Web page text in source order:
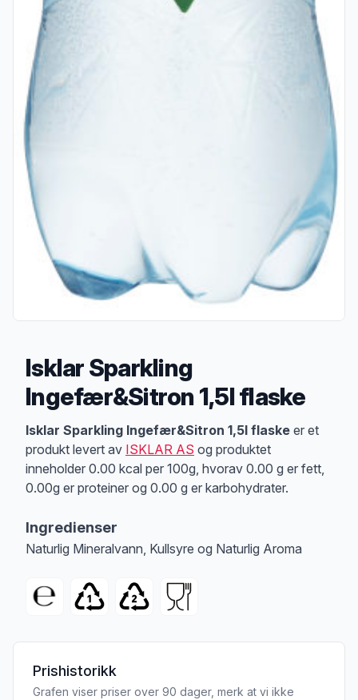
Isklar Sparkling
Ingefær&Sitron 1,5l flaske
Produktbeskrivelse
Isklar Sparkling Ingefær&Sitron 1,5l flaske er et
produkt levert av ISKLAR AS og produktet
inneholder 0.00 kcal per 100g, hvorav 0.00 g er fett,
0.00g er proteiner og 0.00 g er karbohydrater.
Ingredienser
Naturlig Mineralvann, Kullsyre og Naturlig Aroma
Prishistorikk
Grafen viser priser over 90 dager, merk at vi ikke